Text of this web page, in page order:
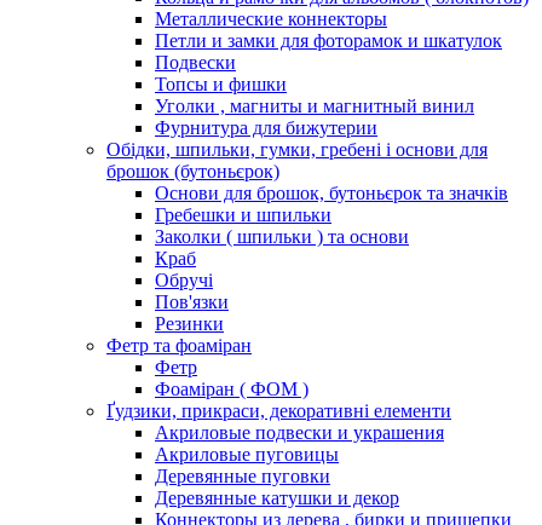
Металлические коннекторы
Петли и замки для фоторамок и шкатулок
Подвески
Топсы и фишки
Уголки , магниты и магнитный винил
Фурнитура для бижутерии
Обідки, шпильки, гумки, гребені і основи для
брошок (бутоньєрок)
Основи для брошок, бутоньєрок та значків
Гребешки и шпильки
Заколки ( шпильки ) та основи
Краб
Обручі
Пов'язки
Резинки
Фетр та фоаміран
Фетр
Фоаміран ( ФОМ )
Ґудзики, прикраси, декоративні елементи
Акриловые подвески и украшения
Акриловые пуговицы
Деревянные пуговки
Деревянные катушки и декор
Коннекторы из дерева , бирки и прищепки